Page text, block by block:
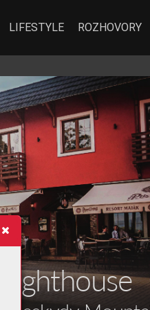
Lighthouse
LIFESTYLE ROZHOVORY